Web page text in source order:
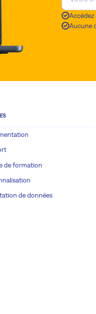
Aucune
de formation
de données